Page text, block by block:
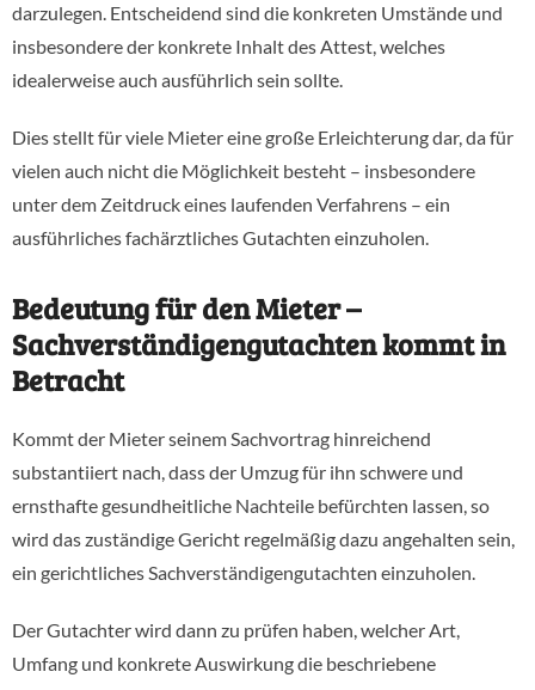
darzulegen. Entscheidend sind die konkreten Umstände und
insbesondere der konkrete Inhalt des Attest, welches
idealerweise auch ausführlich sein sollte.
Dies stellt für viele Mieter eine große Erleichterung dar, da für
vielen auch nicht die Möglichkeit besteht – insbesondere
unter dem Zeitdruck eines laufenden Verfahrens – ein
ausführliches fachärztliches Gutachten einzuholen.
Bedeutung für den Mieter –
Sachverständigengutachten kommt in
Betracht
Kommt der Mieter seinem Sachvortrag hinreichend
substantiiert nach, dass der Umzug für ihn schwere und
ernsthafte gesundheitliche Nachteile befürchten lassen, so
wird das zuständige Gericht regelmäßig dazu angehalten sein,
ein gerichtliches Sachverständigengutachten einzuholen.
Der Gutachter wird dann zu prüfen haben, welcher Art,
Umfang und konkrete Auswirkung die beschriebene